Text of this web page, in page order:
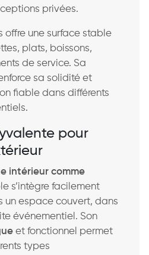
privées.
offre une surface stable
plats, boissons,
de service. Sa
sa solidité et
fiable dans différents
pour
intérieur comme
s’intègre facilement
un espace couvert, dans
événementiel. Son
et fonctionnel permet
types